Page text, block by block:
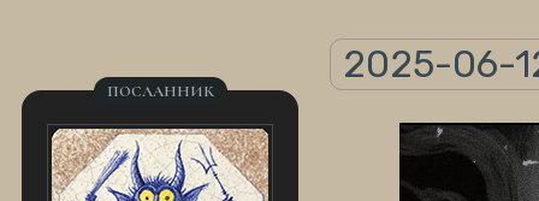
2025-06-
ПОСЛАННИК